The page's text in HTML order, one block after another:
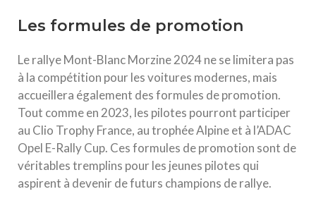
Les formules de promotion
Le rallye Mont-Blanc Morzine 2024 ne se limitera pas
à la compétition pour les voitures modernes, mais
accueillera également des formules de promotion.
Tout comme en 2023, les pilotes pourront participer
au Clio Trophy France, au trophée Alpine et à l’ADAC
Opel E-Rally Cup. Ces formules de promotion sont de
véritables tremplins pour les jeunes pilotes qui
aspirent à devenir de futurs champions de rallye.